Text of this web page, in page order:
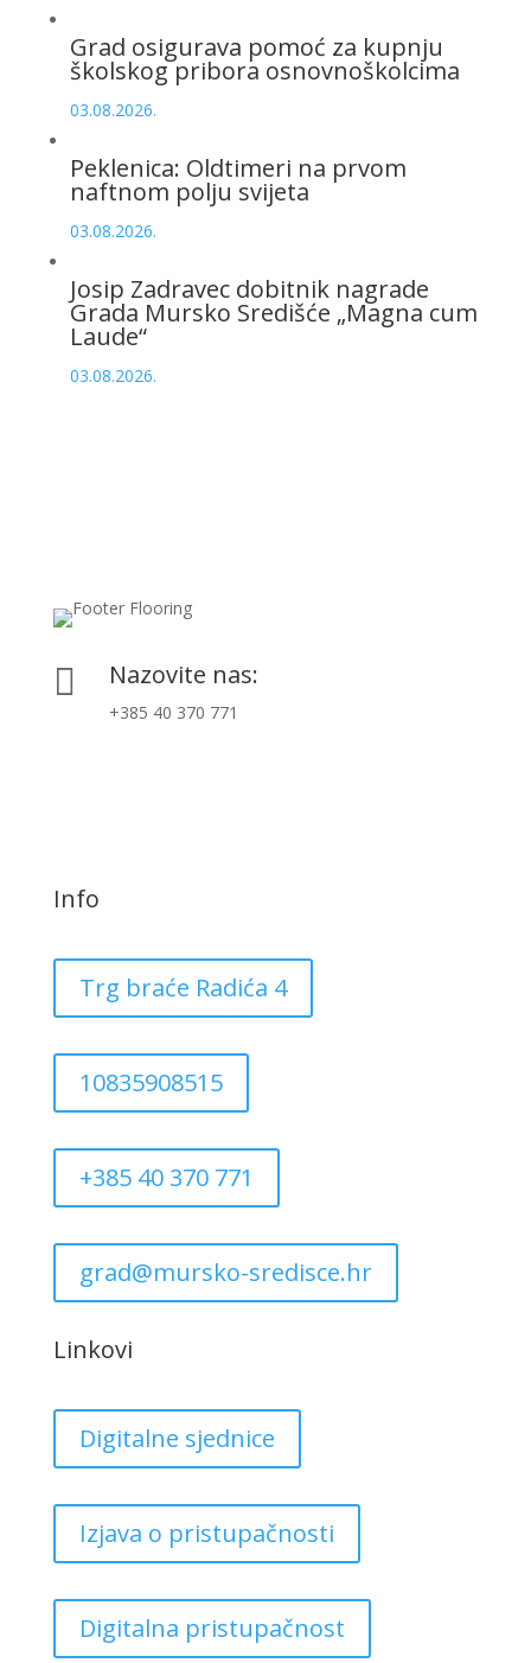
Grad osigurava pomoć za kupnju
školskog pribora osnovnoškolcima
03.08.2026.
Peklenica: Oldtimeri na prvom
naftnom polju svijeta
03.08.2026.
Josip Zadravec dobitnik nagrade
Grada Mursko Središće „Magna cum
Laude“
03.08.2026.
 Nazovite nas:
+385 40 370 771
Info
Trg braće Radića 4
10835908515
+385 40 370 771
grad@mursko-sredisce.hr
Linkovi
Digitalne sjednice
Izjava o pristupačnosti
Digitalna pristupačnost